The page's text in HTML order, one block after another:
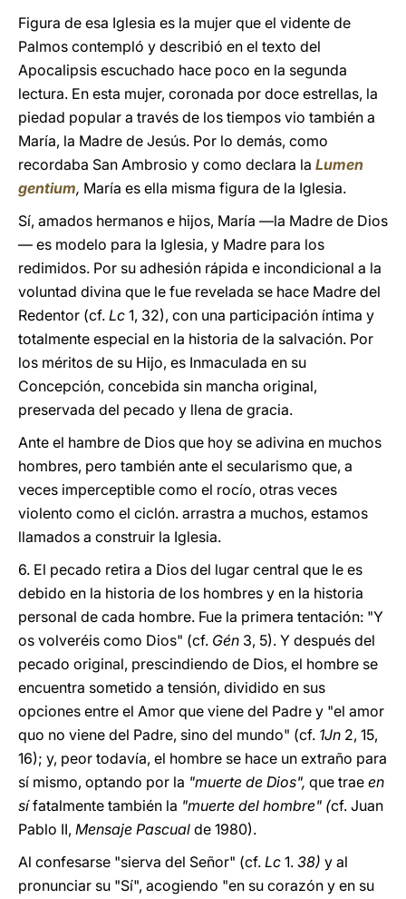
Figura de esa Iglesia es la mujer que el vidente de
Palmos contempló y describió en el texto del
Apocalipsis escuchado hace poco en la segunda
lectura. En esta mujer, coronada por doce estrellas, la
piedad popular a través de los tiempos vio también a
María, la Madre de Jesús. Por lo demás, como
recordaba San Ambrosio y como declara la Lumen
gentium, María es ella misma figura de la Iglesia.
Sí, amados hermanos e hijos, María —la Madre de Dios
— es modelo para la Iglesia, y Madre para los
redimidos. Por su adhesión rápida e incondicional a la
voluntad divina que le fue revelada se hace Madre del
Redentor (cf. Lc 1, 32), con una participación íntima y
totalmente especial en la historia de la salvación. Por
los méritos de su Hijo, es Inmaculada en su
Concepción, concebida sin mancha original,
preservada del pecado y llena de gracia.
Ante el hambre de Dios que hoy se adivina en muchos
hombres, pero también ante el secularismo que, a
veces imperceptible como el rocío, otras veces
violento como el ciclón. arrastra a muchos, estamos
llamados a construir la Iglesia.
6. El pecado retira a Dios del lugar central que le es
debido en la historia de los hombres y en la historia
personal de cada hombre. Fue la primera tentación: "Y
os volveréis como Dios" (cf. Gén 3, 5). Y después del
pecado original, prescindiendo de Dios, el hombre se
encuentra sometido a tensión, dividido en sus
opciones entre el Amor que viene del Padre y "el amor
quo no viene del Padre, sino del mundo" (cf. 1Jn 2, 15,
16); y, peor todavía, el hombre se hace un extraño para
sí mismo, optando por la "muerte de Dios", que trae en
sífatalmente también la "muerte del hombre" (cf. Juan
Pablo II, Mensaje Pascual de 1980).
Al confesarse "sierva del Señor" (cf. Lc 1. 38) y al
pronunciar su "Sí", acogiendo "en su corazón y en su